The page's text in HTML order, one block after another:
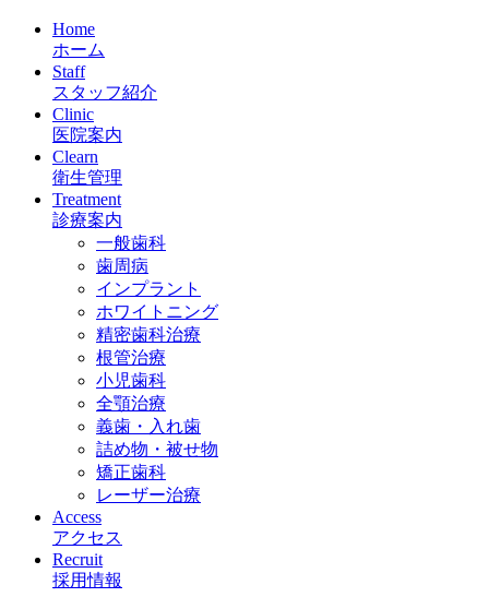
Home
ホーム
Staff
スタッフ紹介
Clinic
医院案内
Clearn
衛生管理
Treatment
診療案内
一般歯科
歯周病
インプラント
ホワイトニング
精密歯科治療
根管治療
小児歯科
全顎治療
義歯・入れ歯
詰め物・被せ物
矯正歯科
レーザー治療
Access
アクセス
Recruit
採用情報